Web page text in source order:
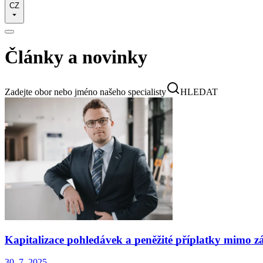
CZ
Články a novinky
Zadejte obor nebo jméno našeho specialisty HLEDAT
Kapitalizace pohledávek a peněžité příplatky mimo